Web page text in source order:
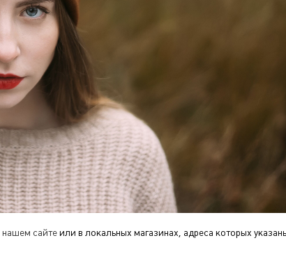
нашем сайтеили в локальных магазинах, адреса которых